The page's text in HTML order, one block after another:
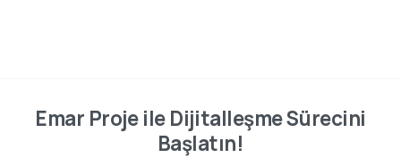
Emar Proje ile Dijitalleşme Sürecini
Başlatın!